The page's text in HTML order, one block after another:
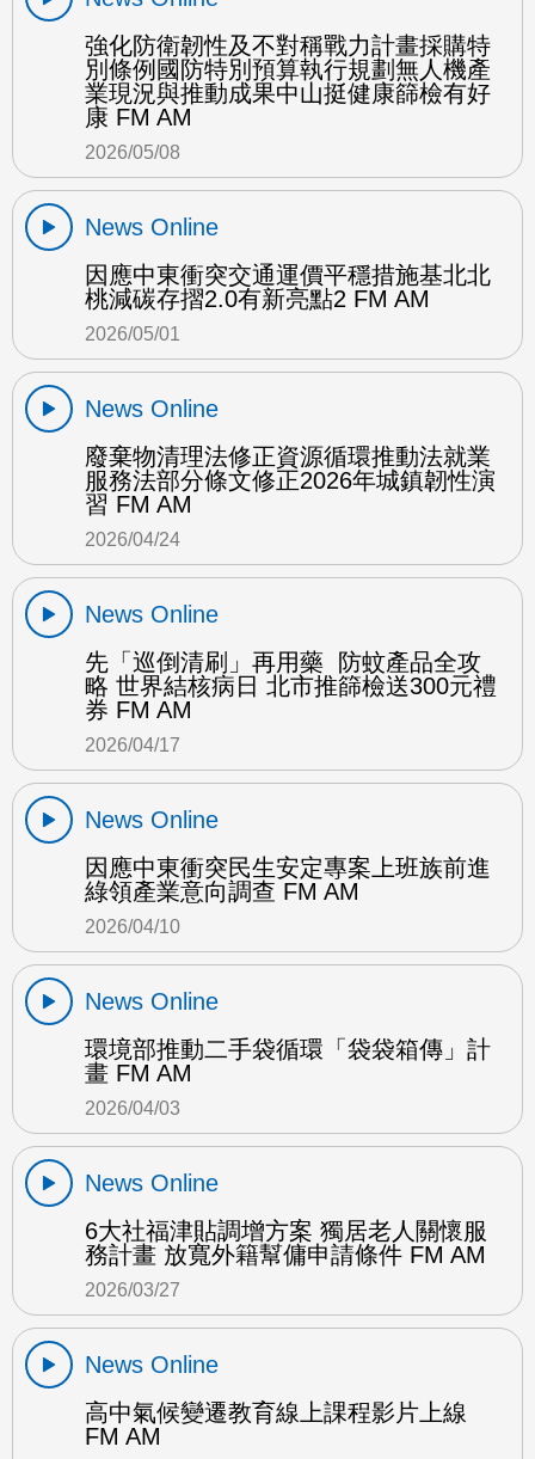
強化防衛韌性及不對稱戰力計畫採購特
別條例國防特別預算執行規劃無人機產
業現況與推動成果中山挺健康篩檢有好
康 FM AM
2026/05/08
News Online
因應中東衝突交通運價平穩措施基北北
桃減碳存摺2.0有新亮點2 FM AM
2026/05/01
News Online
廢棄物清理法修正資源循環推動法就業
服務法部分條文修正2026年城鎮韌性演
習 FM AM
2026/04/24
News Online
先「巡倒清刷」再用藥 防蚊產品全攻
略 世界結核病日 北市推篩檢送300元禮
券 FM AM
2026/04/17
News Online
因應中東衝突民生安定專案上班族前進
綠領產業意向調查 FM AM
2026/04/10
News Online
環境部推動二手袋循環「袋袋箱傳」計
畫 FM AM
2026/04/03
News Online
6大社福津貼調增方案 獨居老人關懷服
務計畫 放寬外籍幫傭申請條件 FM AM
2026/03/27
News Online
高中氣候變遷教育線上課程影片上線
FM AM